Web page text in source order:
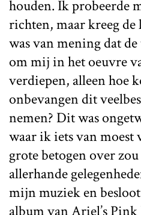
houden. Ik probeerde
richten, maar kreeg
was van mening dat
om mij in het oeuvre
verdiepen, alleen hoe
onbevangen dit
nemen? Dit was
waar ik iets van
grote betogen over
allerhande
mijn muziek en
album van Ariel’s